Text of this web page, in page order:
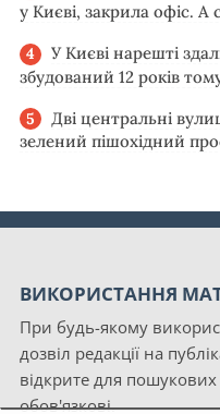
у Києві, закрила офіс. А
У Києві нарешті
збудований 12 років
Дві центральні
зелений пішохідний
ВИКОРИСТАННЯ
При будь-якому
дозвіл редакції на
відкрите для
обов'язкові.